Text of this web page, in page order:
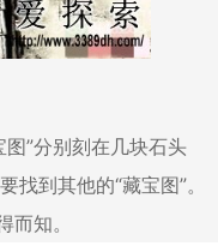
”分别刻在几块石头
找到其他的“藏宝图”。
而知。